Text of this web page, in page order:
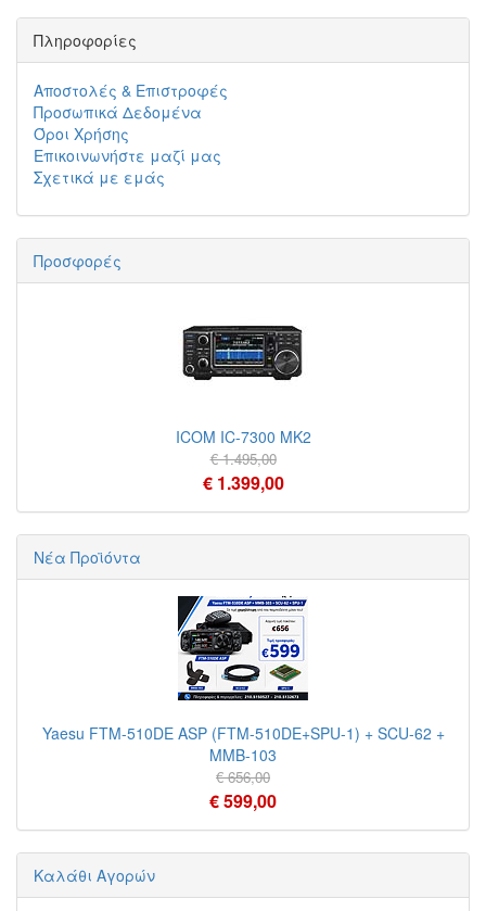
Πληροφορίες
Αποστολές & Επιστροφές
Προσωπικά Δεδομένα
Όροι Χρήσης
Επικοινωνήστε μαζί μας
Σχετικά με εμάς
Προσφορές
ICOM IC-7300 MK2
€ 1.495,00
€ 1.399,00
Νέα Προϊόντα
Yaesu FTM-510DE ASP (FTM-510DE+SPU-1) + SCU-62 +
MMB-103
€ 656,00
€ 599,00
Καλάθι Αγορών